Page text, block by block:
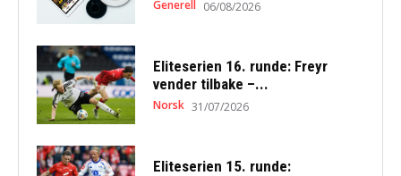
Generell 06/08/2026
Eliteserien 16. runde: Freyr
vender tilbake –...
Norsk 31/07/2026
Eliteserien 15. runde: